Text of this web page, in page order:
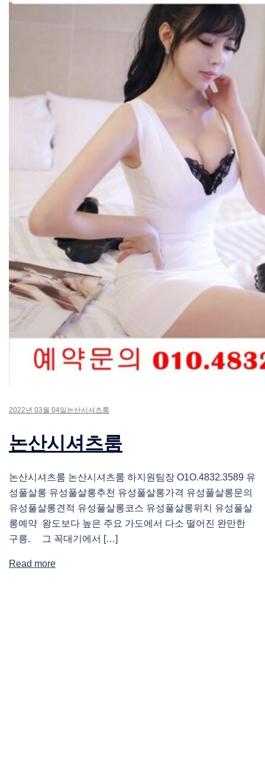
2022년 03월 04일 논산시셔츠룸
논산시셔츠룸
논산시셔츠룸 논산시셔츠룸 하지원팀장 O1O.4832.3589 유
성풀살롱 유성풀살롱추천 유성풀살롱가격 유성풀살롱문의
유성풀살롱견적 유성풀살롱코스 유성풀살롱위치 유성풀살
롱예약 왕도보다 높은 주요 가도에서 다소 떨어진 완만한
구릉. 그 꼭대기에서 […]
Read more